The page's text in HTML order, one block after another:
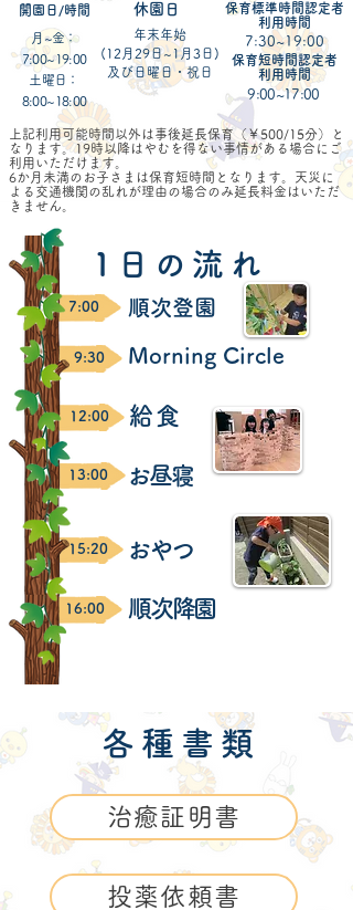
開園日/時間
月~金：
7:00~19:00
土曜日：
8:00~18:00
​休園日
年末年始
(12月29日~1月3日)
​及び日曜日・祝日
保育標準時間認定者
利用時間
7:30~19:00
保育短時間認定者
​利用時間
9:00~17:00
上記利用可能時間以外は事後延長保育（￥500/15分）と
なります。19時以降はやむを得ない事情がある場合にご
利用いただけます。
6か月未満のお子さまは保育短時間となります。 天災に
よる交通機関の乱れが理由の場合のみ延長料金はいただ
きません。
7:00
9:30
12:00
15:20
16:00
1 日 の 流 れ
​順次登園
Morning Circle​
​給 食
お昼寝
13:00
おやつ
順次降園
各 種 書 類
治癒証明書
投薬依頼書